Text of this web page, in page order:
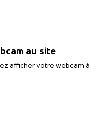
au site
afficher votre webcam à